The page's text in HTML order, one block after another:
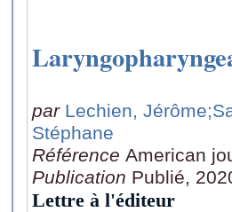
par Lechien, Jérôme
Stéphane
Référence American
Publication Publié,
Lettre à l'éditeur